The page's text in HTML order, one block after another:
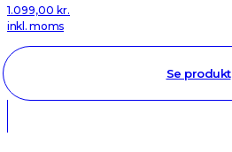
1.099,00 kr.
inkl. moms
Se produkt